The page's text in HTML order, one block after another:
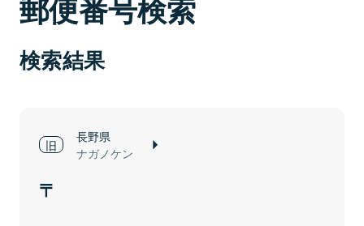
郵便番号検索
検索結果
長野県
ナガノケン